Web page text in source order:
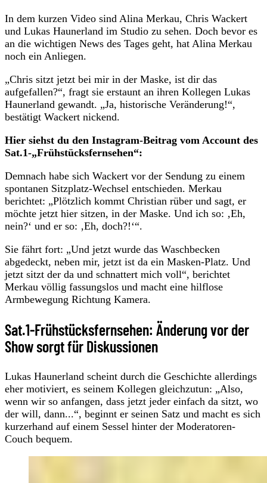
In dem kurzen Video sind Alina Merkau, Chris Wackert
und Lukas Haunerland im Studio zu sehen. Doch bevor es
an die wichtigen News des Tages geht, hat Alina Merkau
noch ein Anliegen.
„Chris sitzt jetzt bei mir in der Maske, ist dir das
aufgefallen?“, fragt sie erstaunt an ihren Kollegen Lukas
Haunerland gewandt. „Ja, historische Veränderung!“,
bestätigt Wackert nickend.
Hier siehst du den Instagram-Beitrag vom Account des
Sat.1-„Frühstücksfernsehen“:
Demnach habe sich Wackert vor der Sendung zu einem
spontanen Sitzplatz-Wechsel entschieden. Merkau
berichtet: „Plötzlich kommt Christian rüber und sagt, er
möchte jetzt hier sitzen, in der Maske. Und ich so: ‚Eh,
nein?‘ und er so: ‚Eh, doch?!‘“.
Sie fährt fort: „Und jetzt wurde das Waschbecken
abgedeckt, neben mir, jetzt ist da ein Masken-Platz. Und
jetzt sitzt der da und schnattert mich voll“, berichtet
Merkau völlig fassungslos und macht eine hilflose
Armbewegung Richtung Kamera.
Sat.1-Frühstücksfernsehen: Änderung vor der
Show sorgt für Diskussionen
Lukas Haunerland scheint durch die Geschichte allerdings
eher motiviert, es seinem Kollegen gleichzutun: „Also,
wenn wir so anfangen, dass jetzt jeder einfach da sitzt, wo
der will, dann...“, beginnt er seinen Satz und macht es sich
kurzerhand auf einem Sessel hinter der Moderatoren-
Couch bequem.